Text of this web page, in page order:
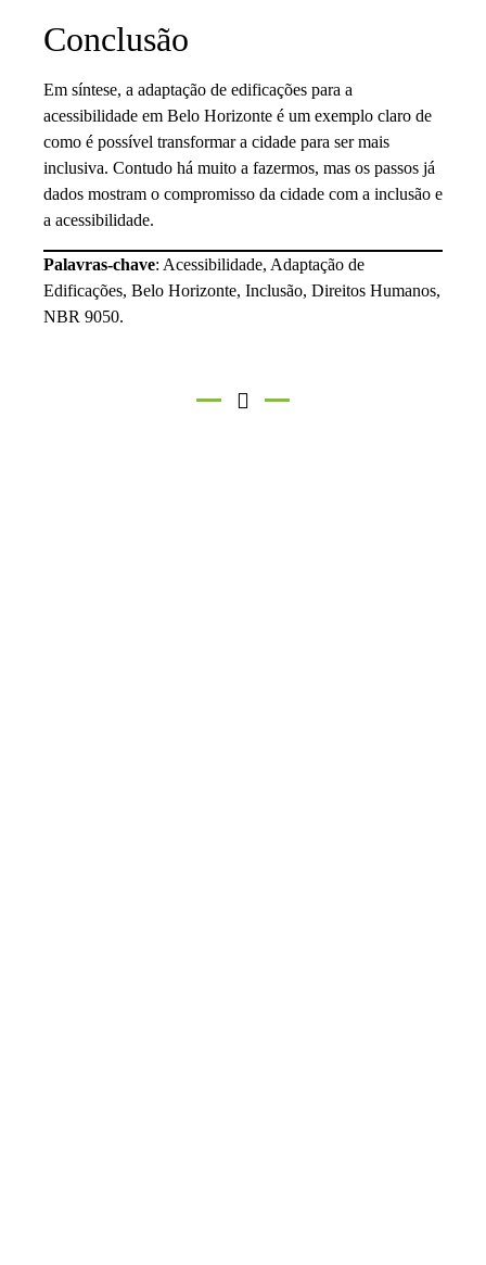
Conclusão
Em síntese, a adaptação de edificações para a
acessibilidade em Belo Horizonte é um exemplo claro de
como é possível transformar a cidade para ser mais
inclusiva. Contudo há muito a fazermos, mas os passos já
dados mostram o compromisso da cidade com a inclusão e
a acessibilidade.
Palavras-chave: Acessibilidade, Adaptação de
Edificações, Belo Horizonte, Inclusão, Direitos Humanos,
NBR 9050.